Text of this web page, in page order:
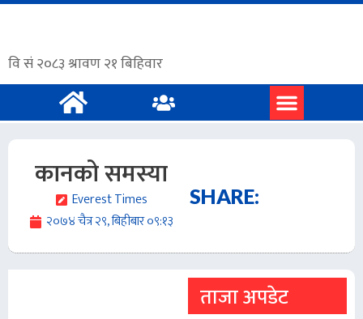
कानको समस्या
Everest Times
२०७४ चैत्र २९, बिहीबार ०९:१३
SHARE:
ताजा अपडेट